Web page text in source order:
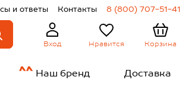
и ответы Контакты 8 (800) 707-51-41
Вход Нравится Корзина
Наш бренд Доставка